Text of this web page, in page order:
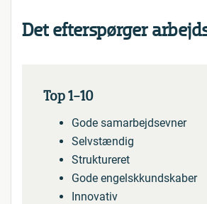
Det efterspørger
Top 1-10
Gode samarbejdsevner
Selvstændig
Struktureret
Gode engelskkundskaber
Innovativ